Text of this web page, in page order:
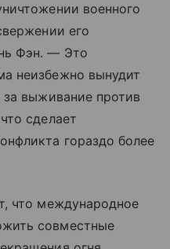
военного
его
Фэн. — Это
неизбежно вынудит
за выживание против
сделает
гораздо более
что международное
совместные